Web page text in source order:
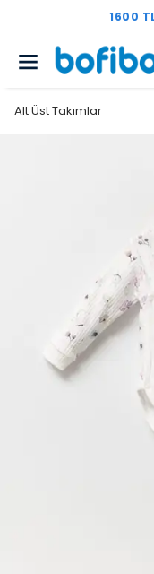
1600
Alt Üst Takımlar